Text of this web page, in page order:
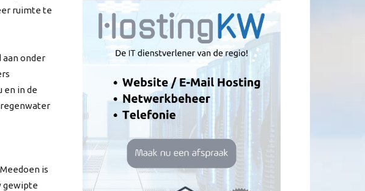
ruimte te
aan onder
en in de
regenwater
is
gewipte